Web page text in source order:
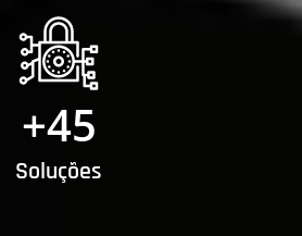
Soluções
+45